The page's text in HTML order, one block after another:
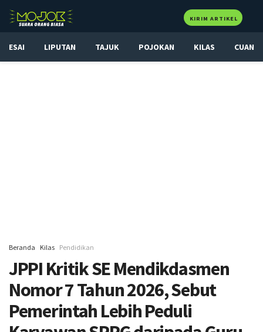
KIRIM ARTIKEL
ESAI LIPUTAN TAJUK POJOKAN KILAS CUAN
Beranda Kilas Pendidikan
JPPI Kritik SE Mendikdasmen
Nomor 7 Tahun 2026, Sebut
Pemerintah Lebih Peduli